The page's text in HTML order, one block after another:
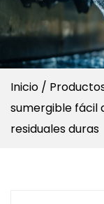
Inicio /
sumergible fácil
residuales duras